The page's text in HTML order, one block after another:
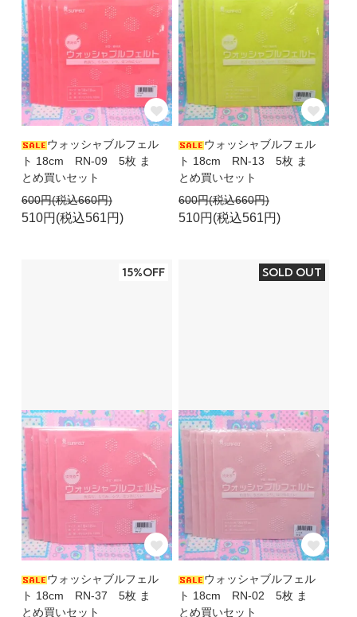
ウォッシャブルフェル
ト 18cm RN-09 5枚 ま
とめ買いセット
600円(税込660円)
510円(税込561円)
ウォッシャブルフェル
ト 18cm RN-13 5枚 ま
とめ買いセット
600円(税込660円)
510円(税込561円)
15%OFF
ウォッシャブルフェル
ト 18cm RN-37 5枚 ま
とめ買いセット
SOLD OUT
ウォッシャブルフェル
ト 18cm RN-02 5枚 ま
とめ買いセット